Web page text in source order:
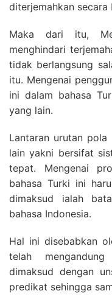
diterjemahkan secara
Maka dari itu,
menghindari
tidak berlangsung
itu. Mengenai
ini dalam bahasa
yang lain.
Lantaran urutan pola
lain yakni bersifat
tepat. Mengenai
bahasa Turki ini
dimaksud ialah
bahasa Indonesia.
Hal ini disebabkan
telah
dimaksud dengan
predikat sehingga